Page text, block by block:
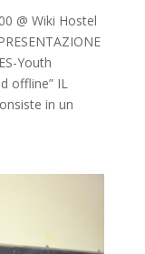
@ Wiki Hostel
Youth
offline” IL
in un